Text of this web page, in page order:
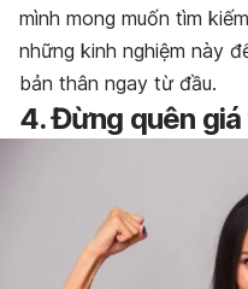
mình mong muốn tìm
những kinh nghiệm này
bản thân ngay từ đầu.
4. Đừng quên